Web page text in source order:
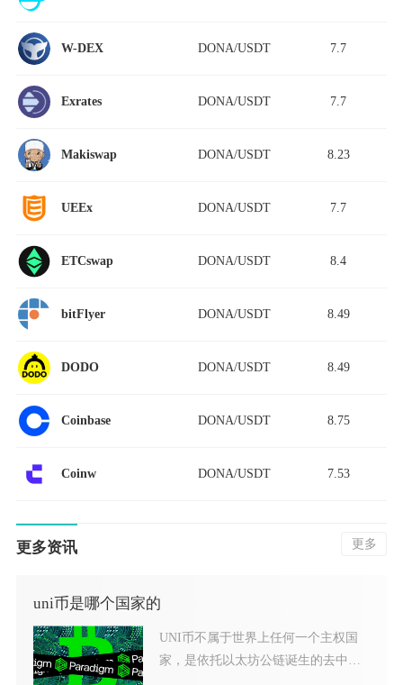
W-DEX DONA/USDT 7.7
Exrates DONA/USDT 7.7
Makiswap DONA/USDT 8.23
UEEx DONA/USDT 7.7
ETCswap DONA/USDT 8.4
bitFlyer DONA/USDT 8.49
DODO DONA/USDT 8.49
Coinbase DONA/USDT 8.75
Coinw DONA/USDT 7.53
更多资讯 更多
uni币是哪个国家的
UNI币不属于世界上任何一个主权国
家，是依托以太坊公链诞生的去中心